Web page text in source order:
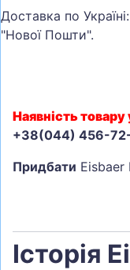
Доставка по
"Нової Пошти".
Наявність
+38(044) 456-
Придбати Eisbaer
Історія